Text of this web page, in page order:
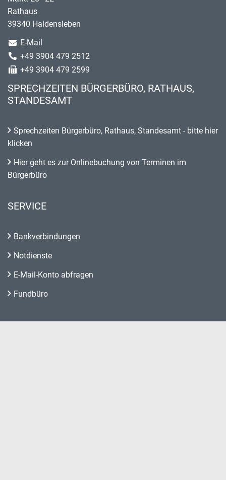
Rathaus
39340 Haldensleben
E-Mail
+49 3904 479 2512
+49 3904 479 2599
SPRECHZEITEN BÜRGERBÜRO, RATHAUS,
STANDESAMT
Sprechzeiten Bürgerbüro, Rathaus, Standesamt - bitte hier
klicken
Hier geht es zur Onlinebuchung von Terminen im
Bürgerbüro
SERVICE
Bankverbindungen
Notdienste
E-Mail-Konto abfragen
Fundbüro